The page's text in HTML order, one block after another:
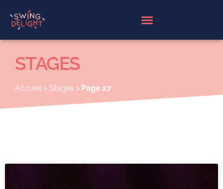
STAGES
Accueil> Stages > Page 27